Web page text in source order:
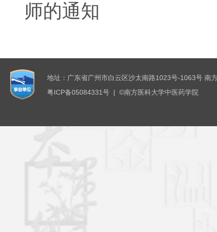
师的通知
地址：广东省广州市白云区沙太南路1023号-1063号 南
粤ICP备05084331号 | ©南方医科大学中医药学院